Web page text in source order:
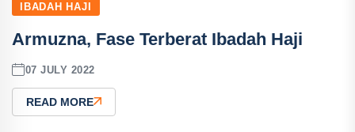
IBADAH HAJI
Armuzna, Fase Terberat Ibadah Haji
07 JULY 2022
READ MORE